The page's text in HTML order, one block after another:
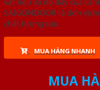
SAIGONDOOR là đơn vị
chất lượng cao.
MUA HÀNG NHANH
MUA